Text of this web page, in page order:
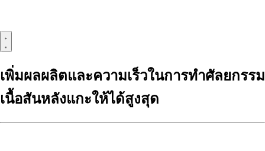
เพิ่มผลผลิตและความเร็วในการทำศัลยกรรม
เนื้อสันหลังแกะให้ได้สูงสุด